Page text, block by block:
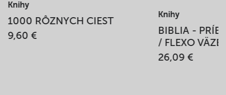
Knihy
1000 RÔZNYCH CIEST
9,60 €
Knihy
BIBLIA -
/ FLEXO
26,09 €